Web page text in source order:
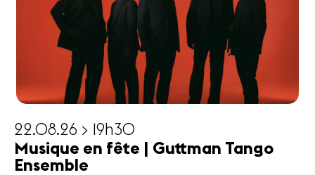
22.08.26 > 19h30
Musique en fête | Guttman Tango
Ensemble